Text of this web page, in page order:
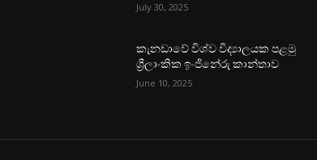
July 30, 2025
කැනඩාවේ විශ්ව විද්‍යාලයක පළමු
ශ්‍රීලාංකික ඉංජිනේරු කාන්තාව
June 10, 2025